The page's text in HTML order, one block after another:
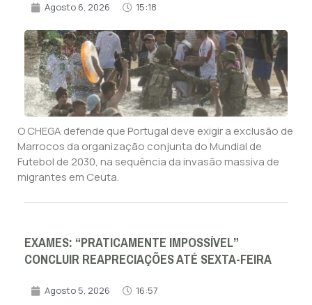
Agosto 6, 2026 15:18
O CHEGA defende que Portugal deve exigir a exclusão de
Marrocos da organização conjunta do Mundial de
Futebol de 2030, na sequência da invasão massiva de
migrantes em Ceuta.
EXAMES: “PRATICAMENTE IMPOSSÍVEL”
CONCLUIR REAPRECIAÇÕES ATÉ SEXTA-FEIRA
Agosto 5, 2026 16:57